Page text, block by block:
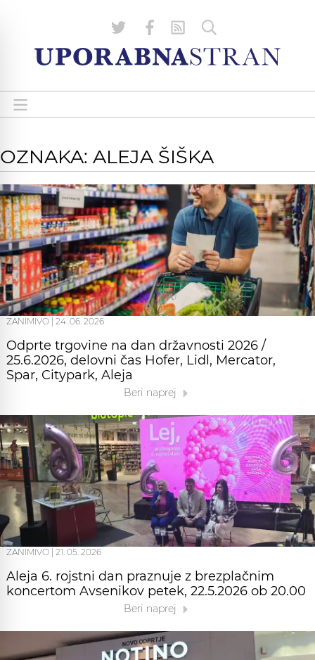
OZNAKA: ALEJA ŠIŠKA
ZANIMIVO 24. 06. 2026
Odprte trgovine na dan državnosti 2026 /
25.6.2026, delovni čas Hofer, Lidl, Mercator,
Spar, Citypark, Aleja
Beri naprej
ZANIMIVO 21. 05. 2026
Aleja 6. rojstni dan praznuje z brezplačnim
koncertom Avsenikov petek, 22.5.2026 ob 20.00
Beri naprej